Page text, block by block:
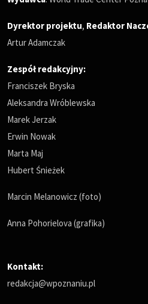
Dyrektor projektu, Redaktor
Artur Adamczak
Zespół redakcyjny:
Franciszek Bryska
Aleksandra Wróblewska
Marek Jerzak
Erwin Nowak
Marta Maj
Hubert Śnieżek
Marcin Melanowicz (foto)
Anna Pohorielova (grafika)
Kontakt:
redakcja@wpoznaniu.pl